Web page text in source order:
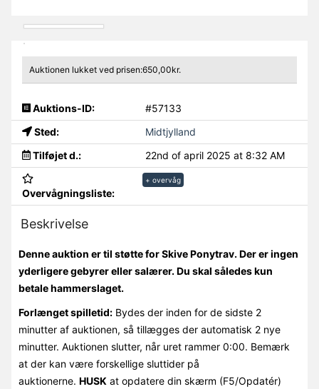
Auktionen lukket ved prisen:650,00kr.
Auktions-ID:
#57133
Sted:
Midtjylland
Tilføjet d.:
22nd of april 2025 at 8:32 AM
Overvågningsliste:
+ overvåg
Beskrivelse
Denne auktion er til støtte for Skive Ponytrav. Der er ingen
yderligere gebyrer eller salærer. Du skal således kun
betale hammerslaget.
Forlænget spilletid:Bydes der inden for de sidste 2
minutter af auktionen, så tillægges der automatisk 2 nye
minutter. Auktionen slutter, når uret rammer 0:00. Bemærk
at der kan være forskellige sluttider på
auktionerne. HUSK at opdatere din skærm (F5/Opdatér)